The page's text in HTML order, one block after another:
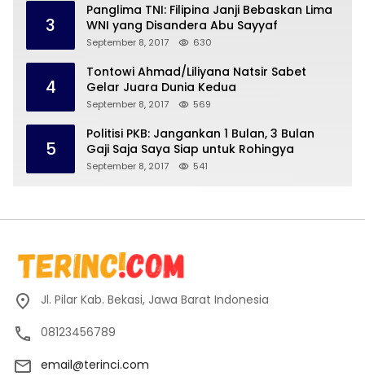
3
Panglima TNI: Filipina Janji Bebaskan Lima
WNI yang Disandera Abu Sayyaf
September 8, 2017 630
4
Tontowi Ahmad/Liliyana Natsir Sabet
Gelar Juara Dunia Kedua
September 8, 2017 569
5
Politisi PKB: Jangankan 1 Bulan, 3 Bulan
Gaji Saja Saya Siap untuk Rohingya
September 8, 2017 541
Jl. Pilar Kab. Bekasi, Jawa Barat Indonesia
08123456789
email@terinci.com